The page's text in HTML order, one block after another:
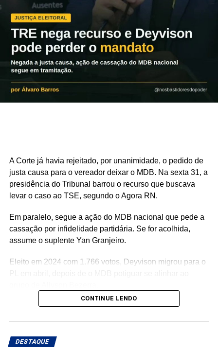
enquanto Romeu Zema anunciou o senador Eduardo
Girão para a vaga. Renan Santos terá como vice o
tenente-coronel da reserva Aroldo Medina.
A demora de Flávio esteve diretamente relacionada às
tentativas de usar a vaga para ampliar sua coligação.
outro partido poderia aumentar o tempo de propaganda
eleitoral disponível para o candidato.
base nas regras do Tribunal Superior Eleitoral. Lula,
sustentado por uma coligação mais ampla, deverá dispor
de aproximadamente 5 minutos e 32 segundos
A Corte já havia rejeitado, por unanimidade, o pedido de
justa causa para o vereador deixar o MDB. Na sexta 31, a
presidência do Tribunal barrou o recurso que buscava
levar o caso ao TSE, segundo o Agora RN.
Em paralelo, segue a ação do MDB nacional que pede a
cassação por infidelidade partidária. Se for acolhida,
assume o suplente Yan Granjeiro.
Eleito em 2024 com 1.766 votos, Deyvison migrou para o
envie para um amigo(a).
CONTINUE LENDO
DESTAQUE